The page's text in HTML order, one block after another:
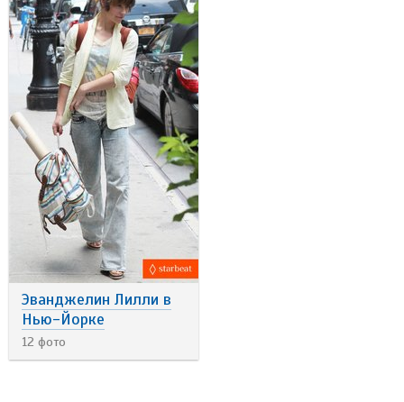
Эванджелин Лилли в
Нью-Йорке
12 фото